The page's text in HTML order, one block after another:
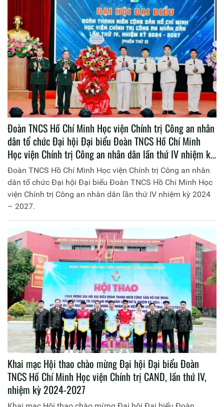
Đoàn TNCS Hồ Chí Minh Học viện Chính trị Công an nhân
dân tổ chức Đại hội Đại biểu Đoàn TNCS Hồ Chí Minh
Học viện Chính trị Công an nhân dân lần thứ IV nhiệm kỳ
2024 – 2027.
Đoàn TNCS Hồ Chí Minh Học viện Chính trị Công an nhân
dân tổ chức Đại hội Đại biểu Đoàn TNCS Hồ Chí Minh Học
viện Chính trị Công an nhân dân lần thứ IV nhiệm kỳ 2024
– 2027.
Khai mạc Hội thao chào mừng Đại hội Đại biểu Đoàn
TNCS Hồ Chí Minh Học viện Chính trị CAND, lần thứ IV,
nhiệm kỳ 2024-2027